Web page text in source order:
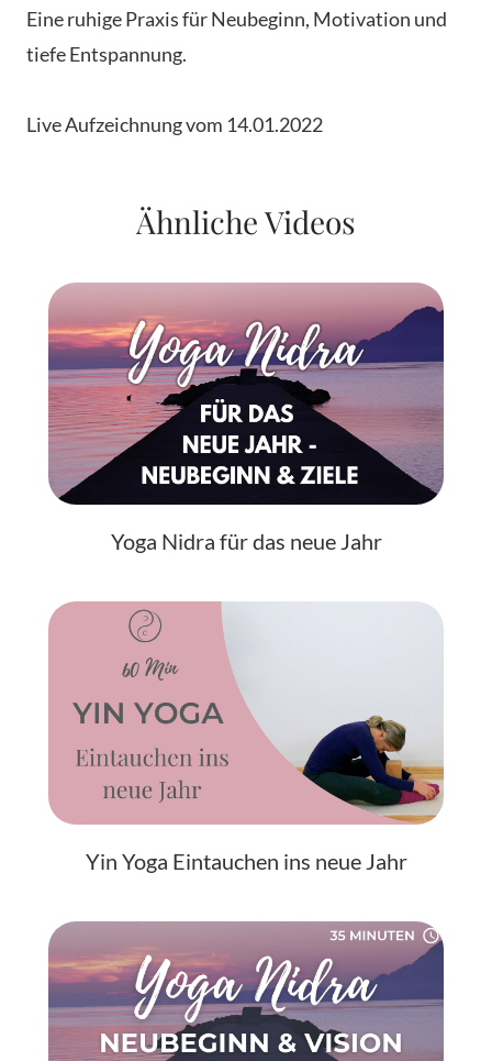
Eine ruhige Praxis für Neubeginn, Motivation und
tiefe Entspannung.
Live Aufzeichnung vom 14.01.2022
Ähnliche Videos
Yoga Nidra für das neue Jahr
Yin Yoga Eintauchen ins neue Jahr